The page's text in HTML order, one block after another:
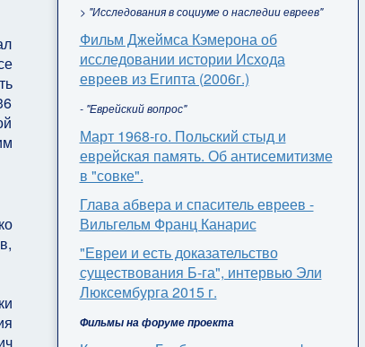
> "Исследования в социуме о наследии евреев"
Фильм Джеймса Кэмерона об
исследовании истории Исхода
евреев из Египта (2006г.)
- "Еврейский вопрос"
Март 1968-го. Польский стыд и
еврейская память. Об антисемитизме
в "совке".
Глава абвера и спаситель евреев -
Вильгельм Франц Канарис
"Евреи и есть доказательство
существования Б-га", интервью Эли
Люксембурга 2015 г.
Фильмы на форуме проекта